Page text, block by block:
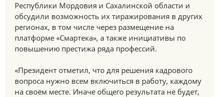
Республики Мордовия и Сахалинской области и
обсудили возможность их тиражирования в других
регионах, в том числе через размещение на
платформе «Смартека», а также инициативы по
повышению престижа ряда профессий.
«Президент отметил, что для решения кадрового
вопроса нужно всем включиться в работу, каждому
на своём месте. Иначе общего результата не будет,